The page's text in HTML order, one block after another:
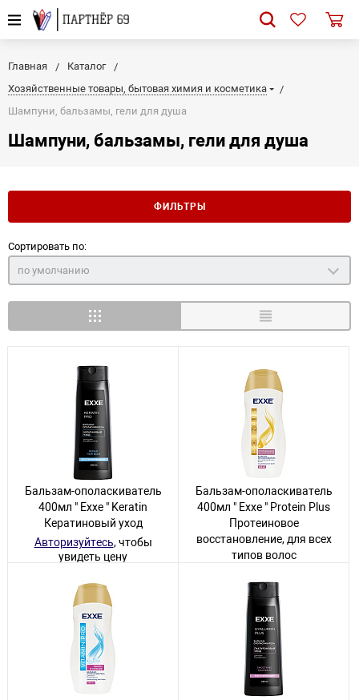
Главная
Каталог
Хозяйственные товары, бытовая химия и косметика
Шампуни, бальзамы, гели для душа
Шампуни, бальзамы, гели для душа
ФИЛЬТРЫ
Сортировать по:
по умолчанию
Бальзам-ополаскиватель
400мл " Exxe " Keratin
Кератиновый уход
Авторизуйтесь, чтобы
увидеть цену
19 товаров
Бальзам-ополаскиватель
400мл " Exxe " Protein Plus
Протеиновое
восстановление, для всех
типов волос
увидеть цену
21 товар